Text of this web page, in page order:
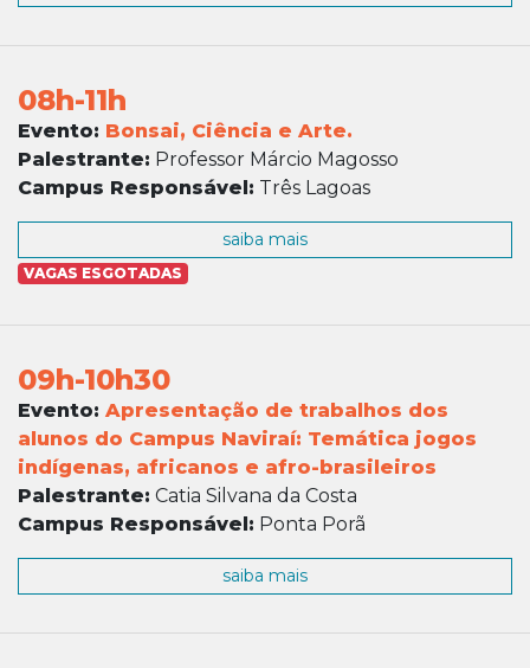
08h-11h
Evento: Bonsai, Ciência e Arte.
Palestrante: Professor Márcio Magosso
Campus Responsável: Três Lagoas
saiba mais
VAGAS ESGOTADAS
09h-10h30
Evento: Apresentação de trabalhos dos
alunos do Campus Naviraí: Temática jogos
indígenas, africanos e afro-brasileiros
Palestrante: Catia Silvana da Costa
Campus Responsável: Ponta Porã
saiba mais